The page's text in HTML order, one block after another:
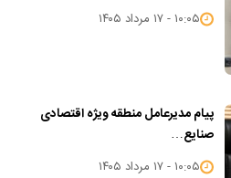
۱۰:۰۵ - ۱۷ مرداد ۱۴۰۵
پیام مدیرعامل منطقه ویژه اقتصادی
صنایع…
۱۰:۰۵ - ۱۷ مرداد ۱۴۰۵